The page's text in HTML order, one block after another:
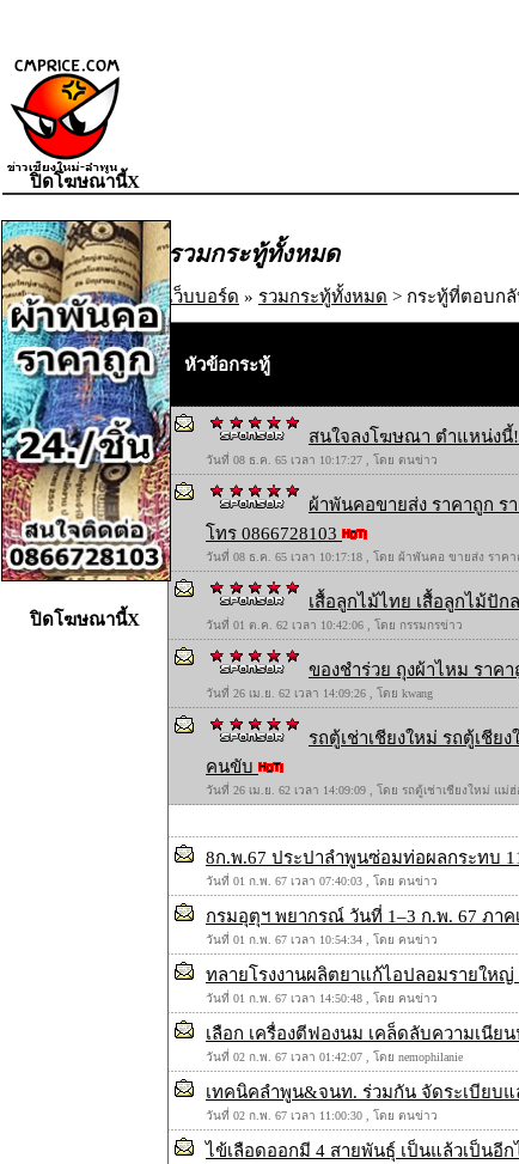
รวมกระทู้ทั้งหมด
เว็บบอร์ด » รวมกระทู้ทั้งหมด > กระทู้ที่ตอบก
หัวข้อกระทู้
สนใจลงโฆษณา ตำแหน่งนี้
วันที่ 08 ธ.ค. 65 เวลา 10:17:27 , โดย ตนข่าว
ผ้าพันคอขายส่ง ราคาถูก ร
โทร 0866728103
วันที่ 08 ธ.ค. 65 เวลา 10:17:18 , โดย ผ้าพันคอ ขายส่ง ราค
เสื้อลูกไม้ไทย เสื้อลูกไม้ปัก
วันที่ 01 ต.ค. 62 เวลา 10:42:06 , โดย กรรมกรข่าว
ของชำร่วย ถุงผ้าไหม ราค
วันที่ 26 เม.ย. 62 เวลา 14:09:26 , โดย kwang
รถตู้เช่าเชียงใหม่ รถตู้เชีย
คนขับ
วันที่ 26 เม.ย. 62 เวลา 14:09:09 , โดย รถตู้เช่าเชียงใหม่ แม่
8ก.พ.67 ประปาลำพูนซ่อมท่อผลกระทบ
วันที่ 01 ก.พ. 67 เวลา 07:40:03 , โดย ตนข่าว
กรมอุตุฯ พยากรณ์ วันที่ 1–3 ก.พ. 67 ภา
วันที่ 01 ก.พ. 67 เวลา 10:54:34 , โดย คนข่าว
ทลายโรงงานผลิตยาแก้ไอปลอมรายให
วันที่ 01 ก.พ. 67 เวลา 14:50:48 , โดย คนข่าว
เลือก เครื่องตีฟองนม เคล็ดลับความเนีย
วันที่ 02 ก.พ. 67 เวลา 01:42:07 , โดย nemophilanie
เทคนิคลำพูน&จนท. ร่วมกัน จัดระเบียบ
วันที่ 02 ก.พ. 67 เวลา 11:00:30 , โดย ตนข่าว
ไข้เลือดออกมี 4 สายพันธุ์ เป็นแล้วเป็นอี
ปิดโฆษณานี้X
ปิดโฆษณานี้X